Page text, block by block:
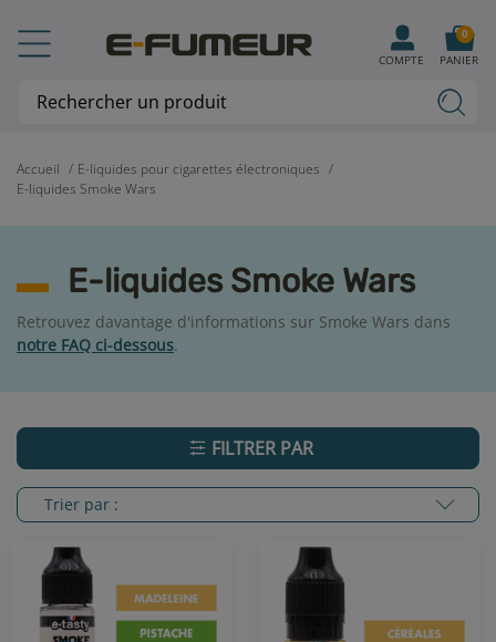
Accueil
E-liquides pour cigarettes électroniques
E-liquides Smoke Wars
E-liquides Smoke Wars
Retrouvez davantage d'informations sur Smoke Wars dans
notre FAQ ci-dessous.
FILTRER PAR
Trier par :
COMPTE PANIER
0